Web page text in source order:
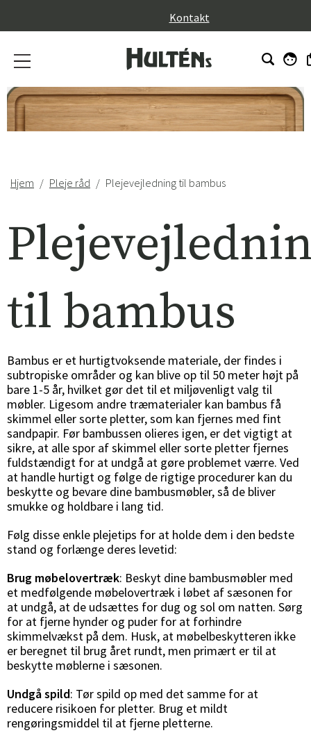
Kontakt
Hjem Pleje råd Plejevejledning til bambus
til bambus
Bambus er et hurtigtvoksende materiale, der findes i
subtropiske områder og kan blive op til 50 meter højt på
bare 1-5 år, hvilket gør det til et miljøvenligt valg til
møbler. Ligesom andre træmaterialer kan bambus få
skimmel eller sorte pletter, som kan fjernes med fint
sandpapir. Før bambussen olieres igen, er det vigtigt at
sikre, at alle spor af skimmel eller sorte pletter fjernes
fuldstændigt for at undgå at gøre problemet værre. Ved
at handle hurtigt og følge de rigtige procedurer kan du
beskytte og bevare dine bambusmøbler, så de bliver
smukke og holdbare i lang tid.
Følg disse enkle plejetips for at holde dem i den bedste
stand og forlænge deres levetid:
Brug møbelovertræk: Beskyt dine bambusmøbler med
et medfølgende møbelovertræk i løbet af sæsonen for
at undgå, at de udsættes for dug og sol om natten. Sørg
for at fjerne hynder og puder for at forhindre
skimmelvækst på dem. Husk, at møbelbeskytteren ikke
er beregnet til brug året rundt, men primært er til at
beskytte møblerne i sæsonen.
Undgå spild: Tør spild op med det samme for at
reducere risikoen for pletter. Brug et mildt
rengøringsmiddel til at fjerne pletterne.